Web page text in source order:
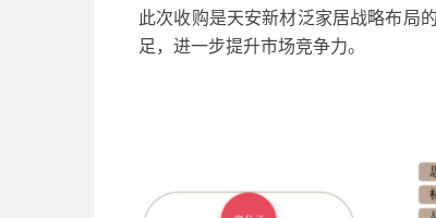
此次收购是天安新材泛家居战略布局
足，进一步提升市场竞争力。